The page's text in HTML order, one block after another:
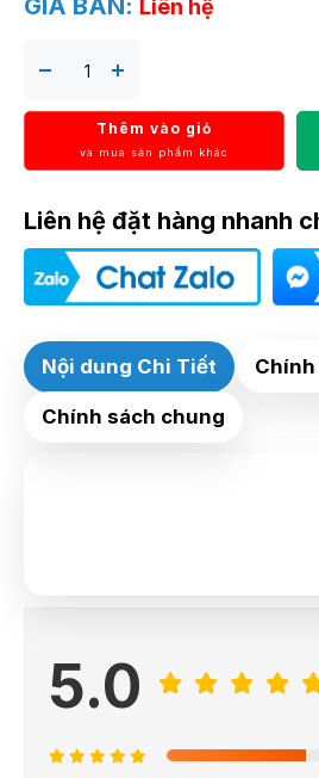
GIÁ BÁN: Liên hệ
Thêm vào giỏ
và mua sản phẩm khác
Liên hệ đặt hàng nhanh
Nội dung Chi Tiết
Chính sách chung
5.0